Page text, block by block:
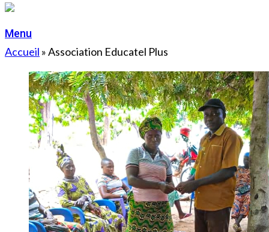
Menu
Accueil »Association Educatel Plus